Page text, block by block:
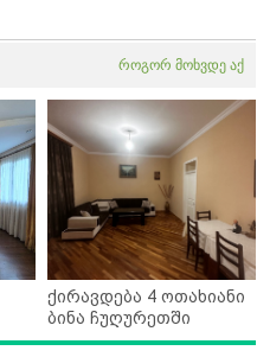
როგორ მოხვდე აქ
ქირავდება 4 ოთახიანი
ბინა ჩუღურეთში